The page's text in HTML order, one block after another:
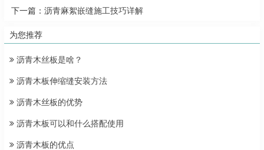
下一篇： 沥青麻絮嵌缝施工技巧详解
为您推荐
沥青木丝板是啥？
沥青木板伸缩缝安装方法
沥青木丝板的优势
沥青木板可以和什么搭配使用
沥青木板的优点